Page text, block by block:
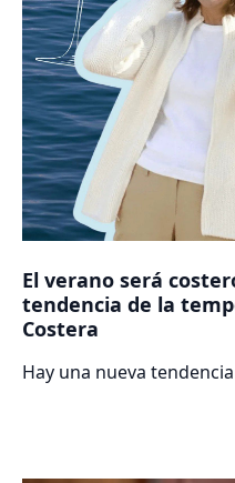
El verano será
tendencia de la
Costera
Hay una nueva